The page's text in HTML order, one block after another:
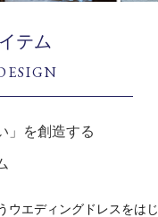
テム
」を創造する
ウエディングドレスをはじ